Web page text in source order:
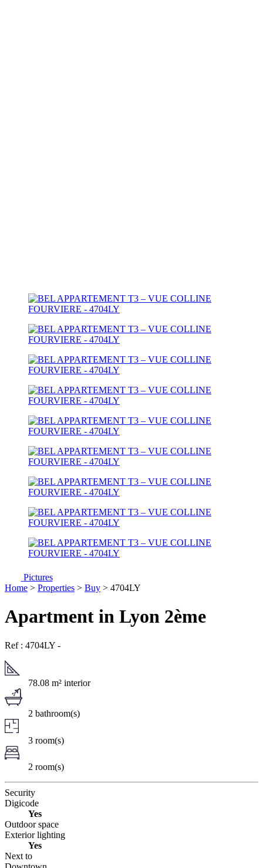
Pictures
Home > Properties > Buy > 4704LY
Apartment in Lyon 2ème
Ref : 4704LY -
78.08 m² interior
2 bathroom(s)
3 room(s)
2 room(s)
Security
Digicode
Yes
Outdoor space
Exterior lighting
Yes
Next to